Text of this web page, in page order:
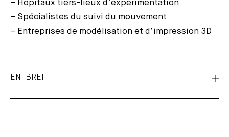
– Hôpitaux tiers-lieux d’expérimentation
– Spécialistes du suivi du mouvement
– Entreprises de modélisation et d’impression 3D
EN BREF